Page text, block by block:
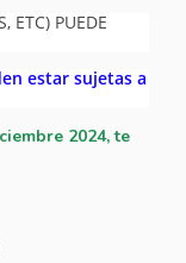
ETC) PUEDE
estar sujetas a
2024, te